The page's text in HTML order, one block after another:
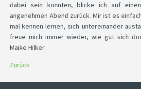
dabei sein konnten, blicke ich auf
angenehmen Abend zurück. Mir ist es
mal kennen lernen, sich untereinander
freue mich immer wieder, wie gut sich
Maike Hilker.
Zurück